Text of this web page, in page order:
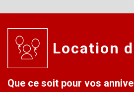
Location
Que ce soit pour vos